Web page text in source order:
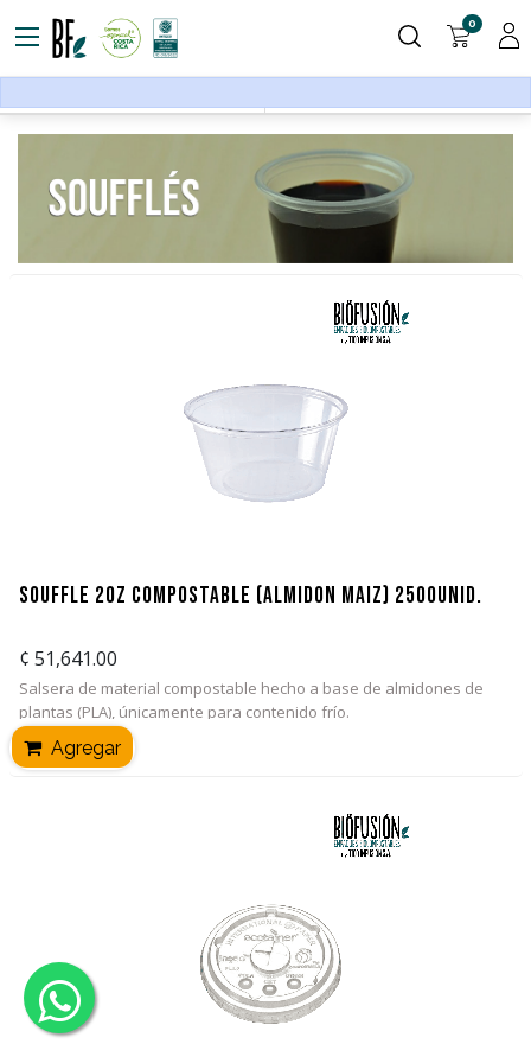
0
Empaque para alimentos
Soufflé 2oz Compostable (Almidón Maíz) 2500unid.
¢ 51,641.00
Salsera de material compostable hecho a base de almidones de
plantas (PLA), únicamente para contenido frío.
Agregar